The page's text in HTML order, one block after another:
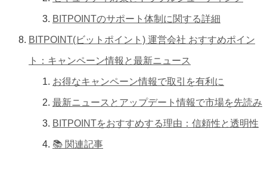
BITPOINTのサポート体制に関する詳細
BITPOINT(ビットポイント) 運営会社 おすすめポイン
ト：キャンペーン情報と最新ニュース
お得なキャンペーン情報で取引を有利に
最新ニュースとアップデート情報で市場を先読み
BITPOINTをおすすめする理由：信頼性と透明性
📚 関連記事